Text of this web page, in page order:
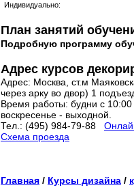
Индивидуально:
План занятий
Подробную программу
Адрес курсов
Адрес: Москва, ст.м
через арку во двор) 1
Время работы: будни с
воскресенье - выходной.
Тел.: (495) 984-79-88
Схема проезда
Главная / Курсы дизайна /